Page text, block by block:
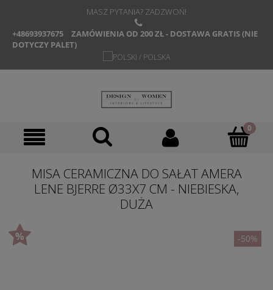
MASZ PYTANIA? ZADZWOŃ!
+48693937675
ZAMÓWIENIA OD 200 ZŁ - DOSTAWA GRATIS (NIE
DOTYCZY PALET)
MISA CERAMICZNA DO SAŁAT AMERA
LENE BJERRE Ø33X7 CM - NIEBIESKA,
DUŻA
-50%